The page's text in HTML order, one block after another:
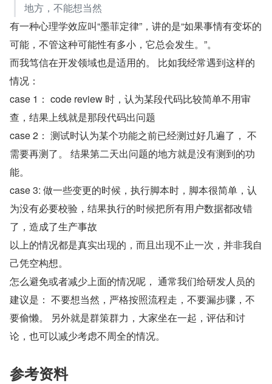
地方，不能想当然
有一种心理学效应叫“墨菲定律”，讲的是“如果事情有变坏的
可能，不管这种可能性有多小，它总会发生。”。
而我笃信在开发领域也是适用的。 比如我经常遇到这样的
情况：
case 1： code review 时，认为某段代码比较简单不用审
查，结果上线就是那段代码出问题
case 2： 测试时认为某个功能之前已经测过好几遍了， 不
需要再测了。 结果第二天出问题的地方就是没有测到的功
能。
case 3: 做一些变更的时候，执行脚本时，脚本很简单，认
为没有必要校验，结果执行的时候把所有用户数据都改错
了，造成了生产事故
以上的情况都是真实出现的，而且出现不止一次，并非我自
己凭空构想。
怎么避免或者减少上面的情况呢， 通常我们给研发人员的
建议是： 不要想当然，严格按照流程走，不要漏步骤，不
要偷懒。 另外就是群策群力，大家坐在一起，评估和讨
论，也可以减少考虑不周全的情况。
参考资料